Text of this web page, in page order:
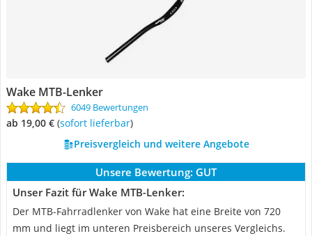
Wake MTB-Lenker
6049 Bewertungen
ab 19,00 € ( Sofort lieferbar)
Preisvergleich und weitere Angebote
Unsere Bewertung: GUT
Unser Fazit für Wake MTB-Lenker:
Der MTB-Fahrradlenker von Wake hat eine Breite von 720
mm und liegt im unteren Preisbereich unseres Vergleichs.